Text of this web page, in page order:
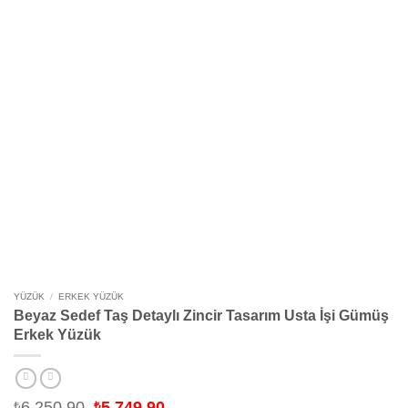
YÜZÜK / ERKEK YÜZÜK
Beyaz Sedef Taş Detaylı Zincir Tasarım Usta İşi Gümüş
Erkek Yüzük